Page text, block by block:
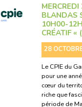
BLANDAS
10H00-
CRÉATIF «
28
Le CPIE du
pour une
cœur du
riche que
période de